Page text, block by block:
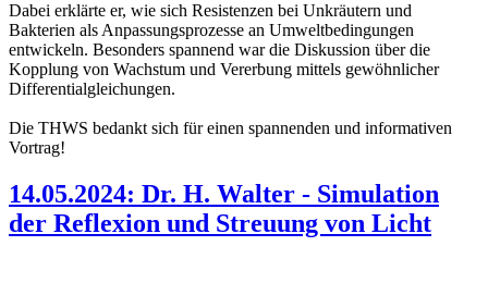
Dabei erklärte er, wie sich Resistenzen bei Unkräutern und
Bakterien als Anpassungsprozesse an Umweltbedingungen
entwickeln. Besonders spannend war die Diskussion über die
Kopplung von Wachstum und Vererbung mittels gewöhnlicher
Differentialgleichungen.
Die THWS bedankt sich für einen spannenden und informativen
Vortrag!
14.05.2024: Dr. H. Walter - Simulation
der Reflexion und Streuung von Licht